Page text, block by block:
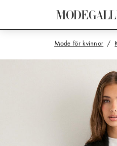
MODEGALL
Mode för kvinnor